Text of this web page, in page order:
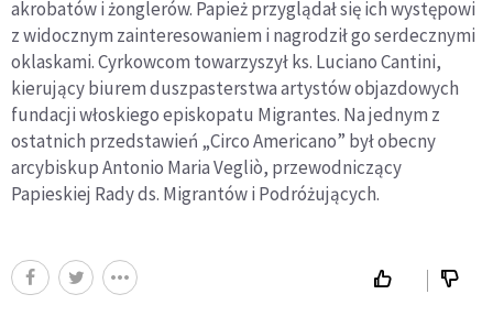
akrobatów i żonglerów. Papież przyglądał się ich występowi
z widocznym zainteresowaniem i nagrodził go serdecznymi
oklaskami. Cyrkowcom towarzyszył ks. Luciano Cantini,
kierujący biurem duszpasterstwa artystów objazdowych
fundacji włoskiego episkopatu Migrantes. Na jednym z
ostatnich przedstawień „Circo Americano” był obecny
arcybiskup Antonio Maria Vegliò, przewodniczący
Papieskiej Rady ds. Migrantów i Podróżujących.